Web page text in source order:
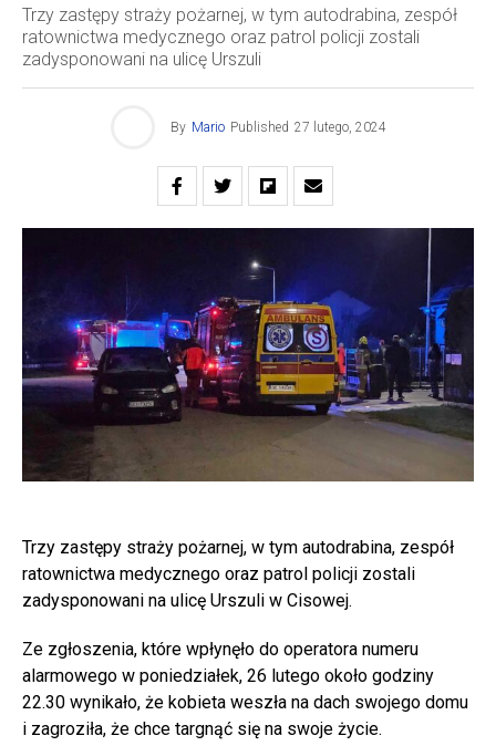
Trzy zastępy straży pożarnej, w tym autodrabina, zespół
ratownictwa medycznego oraz patrol policji zostali
zadysponowani na ulicę Urszuli
By Mario Published 27 lutego, 2024
Trzy zastępy straży pożarnej, w tym autodrabina, zespół
ratownictwa medycznego oraz patrol policji zostali
zadysponowani na ulicę Urszuli w Cisowej.
Ze zgłoszenia, które wpłynęło do operatora numeru
alarmowego w poniedziałek, 26 lutego około godziny
22.30 wynikało, że kobieta weszła na dach swojego domu
i zagroziła, że chce targnąć się na swoje życie.